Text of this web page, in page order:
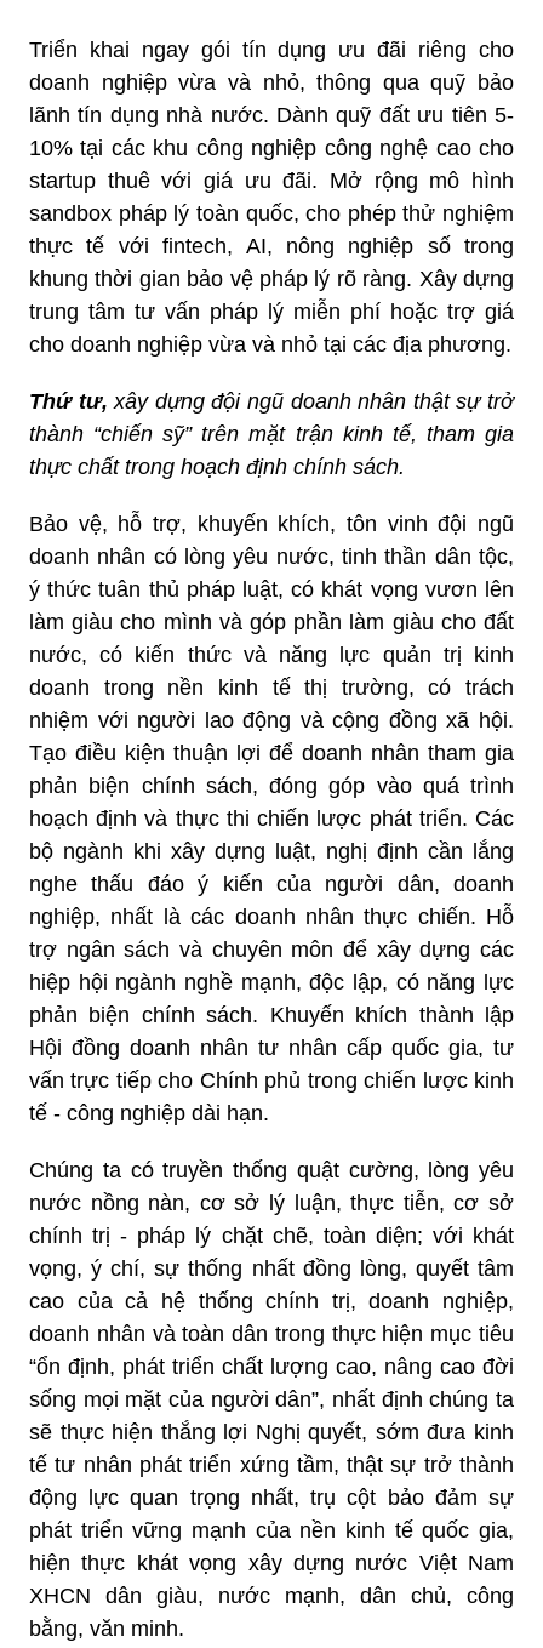
Triển khai ngay gói tín dụng ưu đãi riêng cho
doanh nghiệp vừa và nhỏ, thông qua quỹ bảo
lãnh tín dụng nhà nước. Dành quỹ đất ưu tiên 5-
10% tại các khu công nghiệp công nghệ cao cho
startup thuê với giá ưu đãi. Mở rộng mô hình
sandbox pháp lý toàn quốc, cho phép thử nghiệm
thực tế với fintech, AI, nông nghiệp số trong
khung thời gian bảo vệ pháp lý rõ ràng. Xây dựng
trung tâm tư vấn pháp lý miễn phí hoặc trợ giá
cho doanh nghiệp vừa và nhỏ tại các địa phương.
Thứ tư,xây dựng đội ngũ doanh nhân thật sự trở
thành “chiến sỹ” trên mặt trận kinh tế, tham gia
thực chất trong hoạch định chính sách.
Bảo vệ, hỗ trợ, khuyến khích, tôn vinh đội ngũ
doanh nhân có lòng yêu nước, tinh thần dân tộc,
ý thức tuân thủ pháp luật, có khát vọng vươn lên
làm giàu cho mình và góp phần làm giàu cho đất
nước, có kiến thức và năng lực quản trị kinh
doanh trong nền kinh tế thị trường, có trách
nhiệm với người lao động và cộng đồng xã hội.
Tạo điều kiện thuận lợi để doanh nhân tham gia
phản biện chính sách, đóng góp vào quá trình
hoạch định và thực thi chiến lược phát triển. Các
bộ ngành khi xây dựng luật, nghị định cần lắng
nghe thấu đáo ý kiến của người dân, doanh
nghiệp, nhất là các doanh nhân thực chiến. Hỗ
trợ ngân sách và chuyên môn để xây dựng các
hiệp hội ngành nghề mạnh, độc lập, có năng lực
phản biện chính sách. Khuyến khích thành lập
Hội đồng doanh nhân tư nhân cấp quốc gia, tư
vấn trực tiếp cho Chính phủ trong chiến lược kinh
tế - công nghiệp dài hạn.
Chúng ta có truyền thống quật cường, lòng yêu
nước nồng nàn, cơ sở lý luận, thực tiễn, cơ sở
chính trị - pháp lý chặt chẽ, toàn diện; với khát
vọng, ý chí, sự thống nhất đồng lòng, quyết tâm
cao của cả hệ thống chính trị, doanh nghiệp,
doanh nhân và toàn dân trong thực hiện mục tiêu
“ổn định, phát triển chất lượng cao, nâng cao đời
sống mọi mặt của người dân”, nhất định chúng ta
sẽ thực hiện thắng lợi Nghị quyết, sớm đưa kinh
tế tư nhân phát triển xứng tầm, thật sự trở thành
động lực quan trọng nhất, trụ cột bảo đảm sự
phát triển vững mạnh của nền kinh tế quốc gia,
hiện thực khát vọng xây dựng nước Việt Nam
XHCN dân giàu, nước mạnh, dân chủ, công
bằng, văn minh.